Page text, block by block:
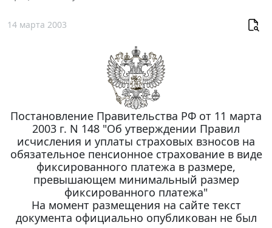
14 марта 2003
Постановление Правительства РФ от 11 марта
2003 г. N 148 "Об утверждении Правил
исчисления и уплаты страховых взносов на
обязательное пенсионное страхование в виде
фиксированного платежа в размере,
превышающем минимальный размер
фиксированного платежа"
На момент размещения на сайте текст
документа официально опубликован не был